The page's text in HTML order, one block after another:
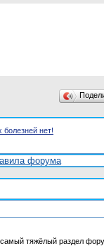
нет!
форума
тяжёлый раздел